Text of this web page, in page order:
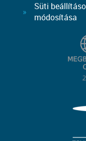
Süti
módosítása